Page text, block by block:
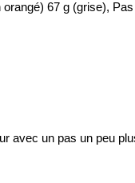
67 g (grise),
avec un pas un peu